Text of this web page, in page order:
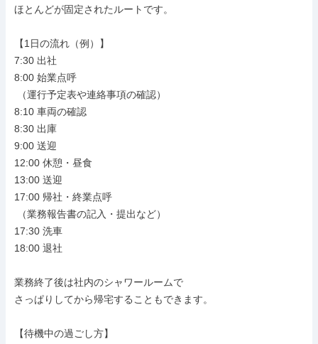
ほとんどが固定されたルートです。
【1日の流れ（例）】
7:30 出社
8:00 始業点呼
8:10 車両の確認
8:30 出庫
9:00 送迎
12:00 休憩・昼食
13:00 送迎
17:00 帰社・終業点呼
17:30 洗車
18:00 退社
業務終了後は社内のシャワールームで
さっぱりしてから帰宅することもできます。
【待機中の過ごし方】